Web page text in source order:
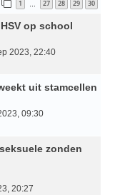
1 … 27 28 29 30
op school
2023, 22:40
uit stamcellen
09:30
zonden
20:27